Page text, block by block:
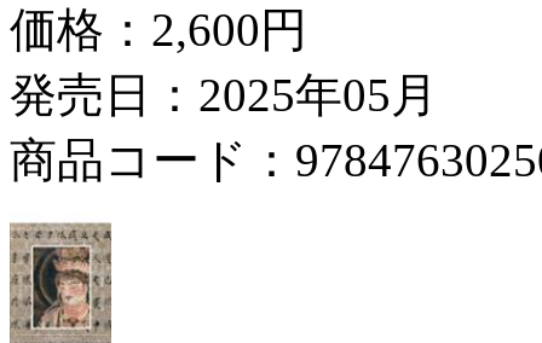
価格： 2,600円
発売日：2025年05月
商品コード：